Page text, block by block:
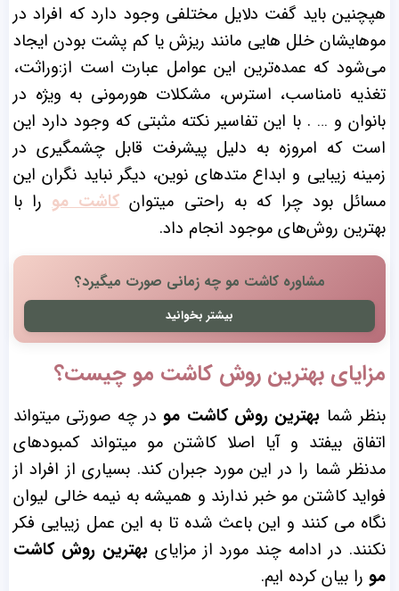
هپچنین باید گفت دلایل مختلفی وجود دارد که افراد در
موهایشان خلل هایی مانند ریزش یا کم پشت بودن ایجاد
می‌شود که عمده‌ترین این عوامل عبارت است از:وراثت،
تغذیه نامناسب، استرس، مشکلات هورمونی به ویژه در
بانوان و … . با این تفاسیر نکته مثبتی که وجود دارد این
است که امروزه به دلیل پیشرفت قابل چشمگیری در
زمینه زیبایی و ابداع متدهای نوین، دیگر نباید نگران این
مسائل بود چرا که به راحتی میتوان کاشت مورا با
بهترین روش‌های موجود انجام داد.
مشاوره کاشت مو چه زمانی صورت میگیرد؟
بیشتر بخوانید
مزایای بهترین روش کاشت مو چیست؟
بنظر شما بهترین روش کاشت مودر چه صورتی میتواند
اتفاق بیفتد و آیا اصلا کاشتن مو میتواند کمبودهای
مدنظر شما را در این مورد جبران کند. بسیاری از افراد از
فواید کاشتن مو خبر ندارند و همیشه به نیمه خالی لیوان
نگاه می کنند و این باعث شده تا به این عمل زیبایی فکر
نکنند. در ادامه چند مورد از مزایایبهترین روش کاشت
مو را بیان کرده ایم.